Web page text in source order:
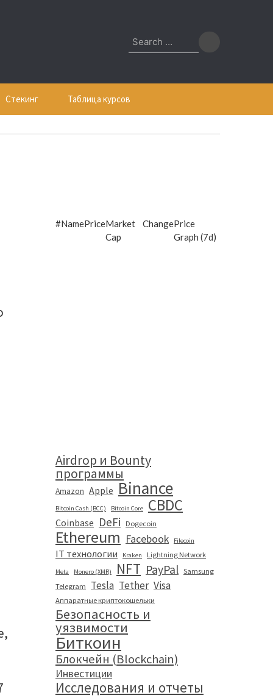
Search
for:
Стекинг Таблица курсов
#NamePriceMarket
Cap
ChangePrice
Graph (7d)
Airdrop и Bounty
программы
Amazon Apple Binance
Bitcoin Cash (BCC) Bitcoin Core CBDC
Coinbase DeFi Dogecoin
Ethereum Facebook Filecoin
IT технологии Kraken Lightning Network
Meta Monero (XMR) NFT PayPal Samsung
Telegram
Tesla Tether Visa
Аппаратные криптокошельки
Безопасность и
уязвимости
Биткоин
Блокчейн (Blockchain)
Инвестиции
Исследования и отчеты